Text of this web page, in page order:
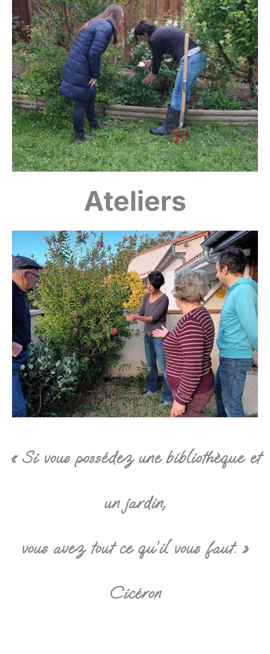
Ateliers
« Si vous possédez une bibliothèque et
un jardin,
vous avez tout ce qu’il vous faut. »
Cicéron